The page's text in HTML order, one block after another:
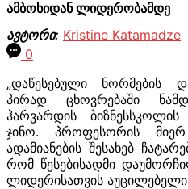
ამბოხიდან ლიდერობამდე
ავტორი: Kristine Katamadze
0
„დაწესებული ნორმების
პირად ცხოვრებაში
ჰარვარდის
ჯინო. პროფესორის
ადამიანების შესახებ
რომ წესებისადმი
ლიდერისათვის აუცილებელი